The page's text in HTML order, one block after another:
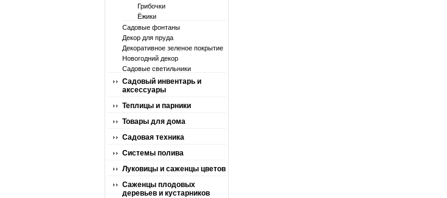
Грибочки
Ёжики
Садовые фонтаны
Декор для пруда
Декоративное зеленое покрытие
Новогодний декор
Садовые светильники
Садовый инвентарь и
аксессуары
Теплицы и парники
Товары для дома
Садовая техника
Системы полива
Луковицы и саженцы цветов
Саженцы плодовых
деревьев и кустарников